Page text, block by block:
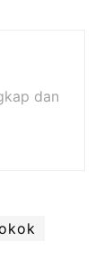
dan